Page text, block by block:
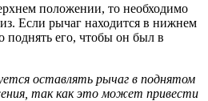
положении, то необходимо
Если рычаг находится в нижнем
поднять его, чтобы он был в
оставлять рычаг в поднятом
так как это может привести